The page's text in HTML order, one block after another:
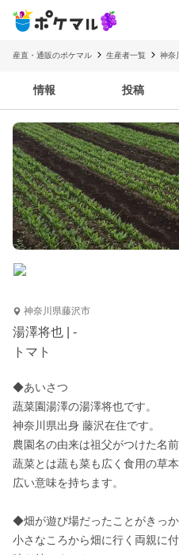
産直・通販のポケマル 生産者一覧 神奈
情報 投稿
神奈川県藤沢市
湯澤将也 | -
トマト
◆あいさつ
蔬菜園湯澤の湯澤将也です。
神奈川県出身 藤沢在住です。
農園名の由来は祖父がつけた名前
蔬菜とは蔬も菜も広く食用の草
広い意味を持ちます。
◆畑が遊び場だったことがきっ
小さなころから畑に行く両親に